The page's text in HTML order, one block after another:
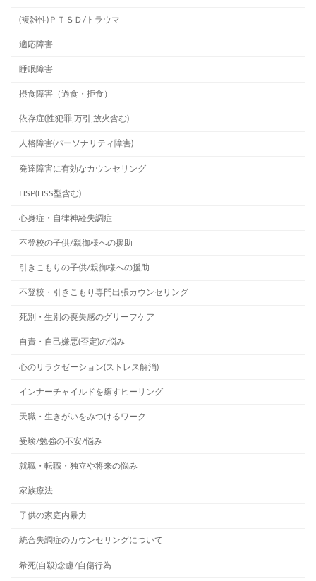
(複雑性)ＰＴＳＤ/トラウマ
適応障害
睡眠障害
摂食障害（過食・拒食）
依存症(性犯罪,万引,放火含む)
人格障害(パーソナリティ障害)
発達障害に有効なカウンセリング
HSP(HSS型含む)
心身症・自律神経失調症
不登校の子供/親御様への援助
引きこもりの子供/親御様への援助
不登校・引きこもり専門出張カウンセリング
死別・生別の喪失感のグリーフケア
自責・自己嫌悪(否定)の悩み
心のリラクゼーション(ストレス解消)
インナーチャイルドを癒すヒーリング
天職・生きがいをみつけるワーク
受験/勉強の不安/悩み
就職・転職・独立や将来の悩み
家族療法
子供の家庭内暴力
統合失調症のカウンセリングについて
希死(自殺)念慮/自傷行為